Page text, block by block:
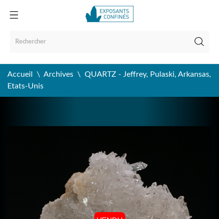
Accueil Archives
QUARTZ - Jeffrey, Pulaski, Arkansas,
Etats-Unis